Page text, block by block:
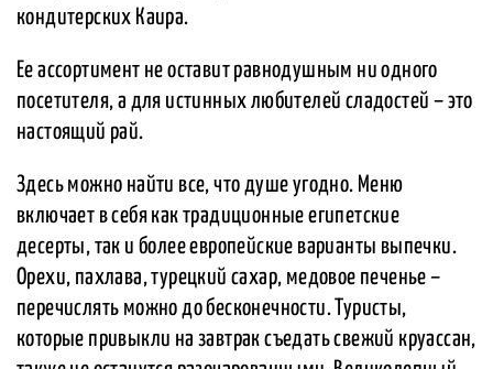
кондитерских Каира.
Ее ассортимент не оставит равнодушным ни одного
посетителя, а для истинных любителей сладостей – это
настоящий рай.
Здесь можно найти все, что душе угодно. Меню
включает в себя как традиционные египетские
десерты, так и более европейские варианты выпечки.
Орехи, пахлава, турецкий сахар, медовое печенье –
перечислять можно до бесконечности. Туристы,
которые привыкли на завтрак съедать свежий круассан,